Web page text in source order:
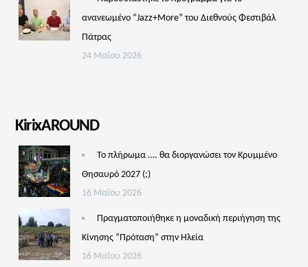
ανανεωμένο “Jazz+More” του Διεθνούς Φεστιβάλ
Πάτρας
24 Μαΐου 2026
KirixAROUND
Το πλήρωμα …. θα διοργανώσει τον Κρυμμένο
Θησαυρό 2027 (;)
16 Μαΐου 2026
Πραγματοποιήθηκε η μοναδική περιήγηση της
Κίνησης “Πρόταση” στην Ηλεία
16 Μαΐου 2026